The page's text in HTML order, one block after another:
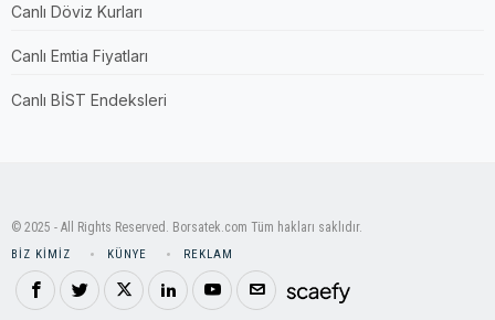
Canlı Döviz Kurları
Canlı Emtia Fiyatları
Canlı BİST Endeksleri
© 2025 - All Rights Reserved. Borsatek.com Tüm hakları saklıdır.
BIZ KIMIZ KÜNYE REKLAM